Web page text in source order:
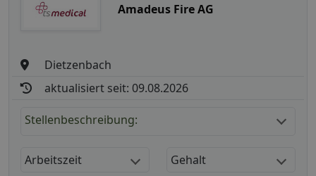
Amadeus Fire AG
Dietzenbach
aktualisiert seit: 09.08.2026
Stellenbeschreibung:
Arbeitszeit Gehalt